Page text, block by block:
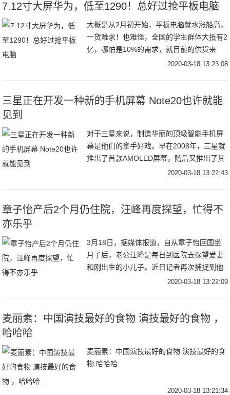
7.12寸大屏华为，低至1290！总好过抢平板电脑
大概是从2月初开始，平板电脑就水涨船高，
一货难求！也难怪，全国的学生群体大抵有2
亿，哪怕是10%的需求，就目前的供货来
看，现有的平板电脑也是完全供不应求的。
2020-03-18 13:23:08
三星正在开发一种新的手机屏幕 Note20也许就能
见到
对于三星来说，制造华丽的顶级智能手机屏
幕是他们的拿手好戏。早在2008年，三星就
推出了首款AMOLED屏幕，随后又推出了其
他显示技术改进，例如Super AMOLED显屏
2020-03-18 13:22:43
章子怡产后2个月仍住院，汪峰再度探望，忙得不
亦乐乎
3月18日，据媒体报道，自从章子怡回国坐
月子后，老公汪峰是每日到医院去探望爱妻
和刚出生的小儿子。近日记者再次捕捉到他
从北京朝阳区的某别墅区现身，一路乘车前
2020-03-18 13:22:09
麦丽素：中国演技最好的食物 演技最好的食物 ​​​，
哈哈哈
麦丽素：中国演技最好的食物 演技最好的食
物 哈哈哈
2020-03-18 13:21:34